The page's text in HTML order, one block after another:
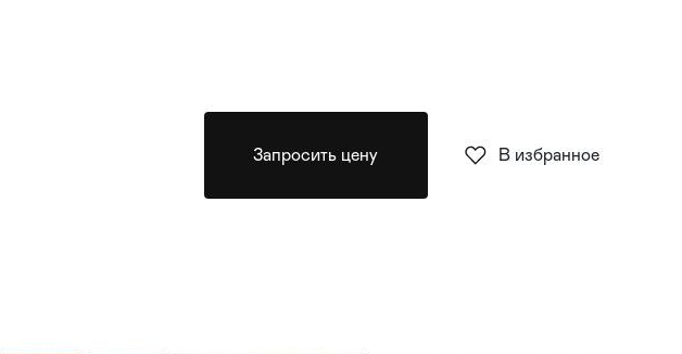
Запросить цену В избранное